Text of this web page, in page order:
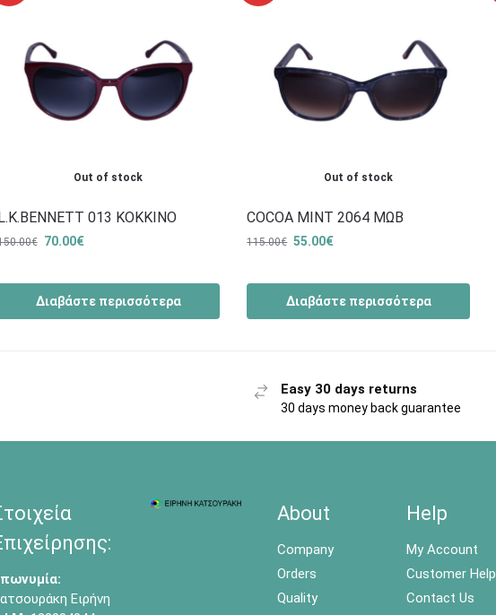
Out of stock
013 ΚΟΚΚΙΝΟ
€ 70.00€
Διαβάστε περισσότερα
Out of stock
COCOA MINT 2064 ΜΩΒ
115.00€ 55.00€
Διαβάστε περισσότερα
Easy 30 days returns
30 days money back guarantee
Ειρήνη
About
Company
Orders
Quality
Help
My Account
Customer Help
Contact Us